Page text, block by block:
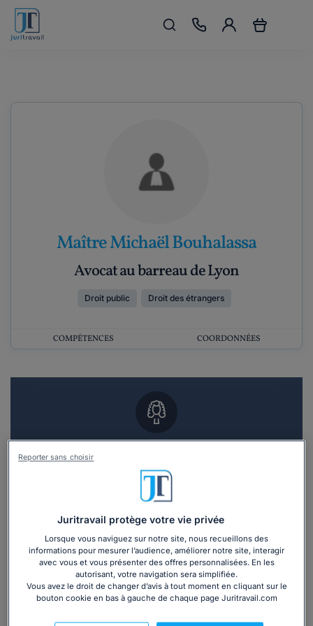
Maître Michaël Bouhalassa
Avocat au barreau de Lyon
Droit public Droit des étrangers
COMPÉTENCES COORDONNÉES
Vous souhaitez un RDV en cabinet avec un
avocat ?
Recevoir des devis d'avocats
3 devis en 48h
Juritravail protège votre vie privée
Lorsque vous naviguez sur notre site, nous recueillons des
informations pour mesurer l’audience, améliorer notre site, interagir
avec vous et vous présenter des offres personnalisées. En les
autorisant, votre navigation sera simplifiée.
Vous avez le droit de changer d’avis à tout moment en cliquant sur le
bouton cookie en bas à gauche de chaque page Juritravail.com
Reporter sans choisir